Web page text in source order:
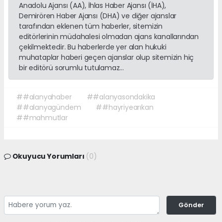
Anadolu Ajansı (AA), İhlas Haber Ajansı (İHA),
Demirören Haber Ajansı (DHA) ve diğer ajanslar
tarafından eklenen tüm haberler, sitemizin
editörlerinin müdahalesi olmadan ajans kanallarından
çekilmektedir. Bu haberlerde yer alan hukuki
muhataplar haberi geçen ajanslar olup sitemizin hiç
bir editörü sorumlu tutulamaz...
##alanyahaber
##alanyasondakika
##alanyagündem
##hayriyearıkan
##mahmutlar
Okuyucu Yorumları (0)
Gönder